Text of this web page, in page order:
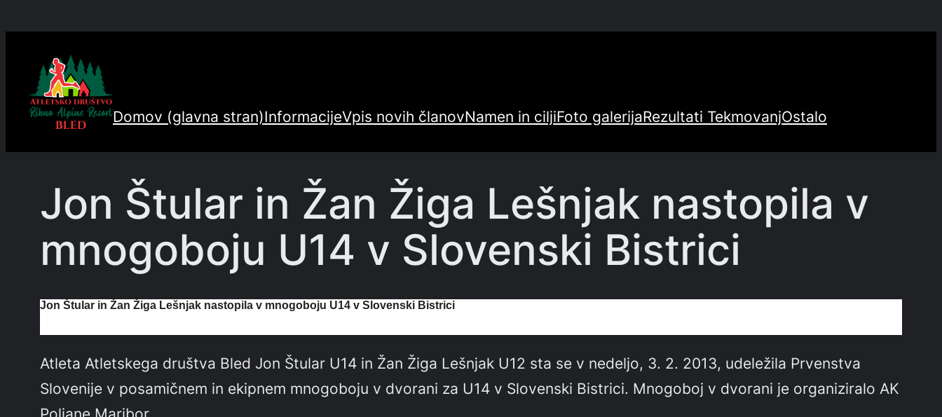
vsebino
Domov (glavna stran)InformacijeVpis novih članovNamen in ciljiFoto galerijaRezultati TekmovanjOstalo
Jon Štular in Žan Žiga Lešnjak nastopila v
mnogoboju U14 v Slovenski Bistrici
Jon Štular in Žan Žiga Lešnjak nastopila v mnogoboju U14 v Slovenski Bistrici
Atleta Atletskega društva Bled Jon Štular U14 in Žan Žiga Lešnjak U12 sta se v nedeljo, 3. 2. 2013, udeležila Prvenstva
Slovenije v posamičnem in ekipnem mnogoboju v dvorani za U14 v Slovenski Bistrici. Mnogoboj v dvorani je organiziralo AK
Poljane Maribor.